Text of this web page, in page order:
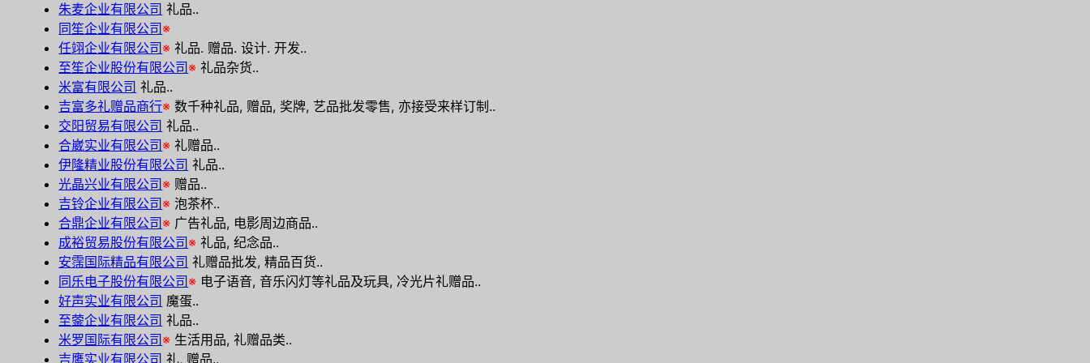
朱麦企业有限公司 礼品..
同笙企业有限公司 ※
任翊企业有限公司 ※礼品. 赠品. 设计. 开发..
至笙企业股份有限公司 ※礼品杂货..
米富有限公司 礼品..
吉富多礼赠品商行※数千种礼品, 赠品, 奖牌, 艺品批发零售, 亦接受来样订制..
交阳贸易有限公司 礼品..
合崴实业有限公司 ※礼赠品..
伊隆精业股份有限公司 礼品..
光晶兴业有限公司 ※ 赠品..
吉铃企业有限公司 ※泡茶杯..
合鼎企业有限公司 ※ 广告礼品, 电影周边商品..
成裕贸易股份有限公司 ※礼品, 纪念品..
安霈国际精品有限公司 礼赠品批发, 精品百货..
同乐电子股份有限公司 ※ 电子语音, 音乐闪灯等礼品及玩具, 冷光片礼赠品..
好声实业有限公司 魔蛋..
至蓥企业有限公司 礼品..
米罗国际有限公司 ※ 生活用品, 礼赠品类..
吉鹰实业有限公司 礼, 赠品..